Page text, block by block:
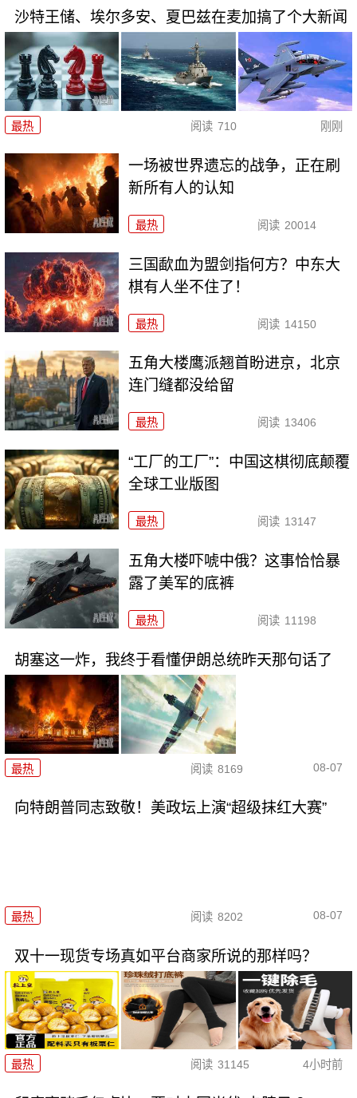
沙特王储、埃尔多安、夏巴兹在麦加搞了个大新闻
最热 阅读 710 刚刚
一场被世界遗忘的战争，正在刷
新所有人的认知
最热 阅读 20014
三国歃血为盟剑指何方？中东大
棋有人坐不住了！
最热 阅读 14150
五角大楼鹰派翘首盼进京，北京
连门缝都没给留
最热 阅读 13406
“工厂的工厂”：中国这棋彻底颠覆
全球工业版图
最热 阅读 13147
五角大楼吓唬中俄？这事恰恰暴
露了美军的底裤
最热 阅读 11198
胡塞这一炸，我终于看懂伊朗总统昨天那句话了
最热 阅读 8169 08-07
向特朗普同志致敬！美政坛上演“超级抹红大赛”
最热 阅读 8202 08-07
双十一现货专场真如平台商家所说的那样吗？
最热 阅读 31145 4小时前